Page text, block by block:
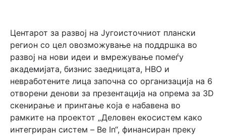
Центарот за развој на Југоисточниот плански
регион со цел овозможување на поддршка во
развој на нови идеи и вмрежување помеѓу
академијата, бизнис заедницата, НВО и
невработените лица започна со организација на 6
отворени денови за презентација на опрема за 3D
скенирање и принтање која е набавена во
рамките на проектот „Деловен екосистем како
интегриран систем – Be In“, финансиран преку